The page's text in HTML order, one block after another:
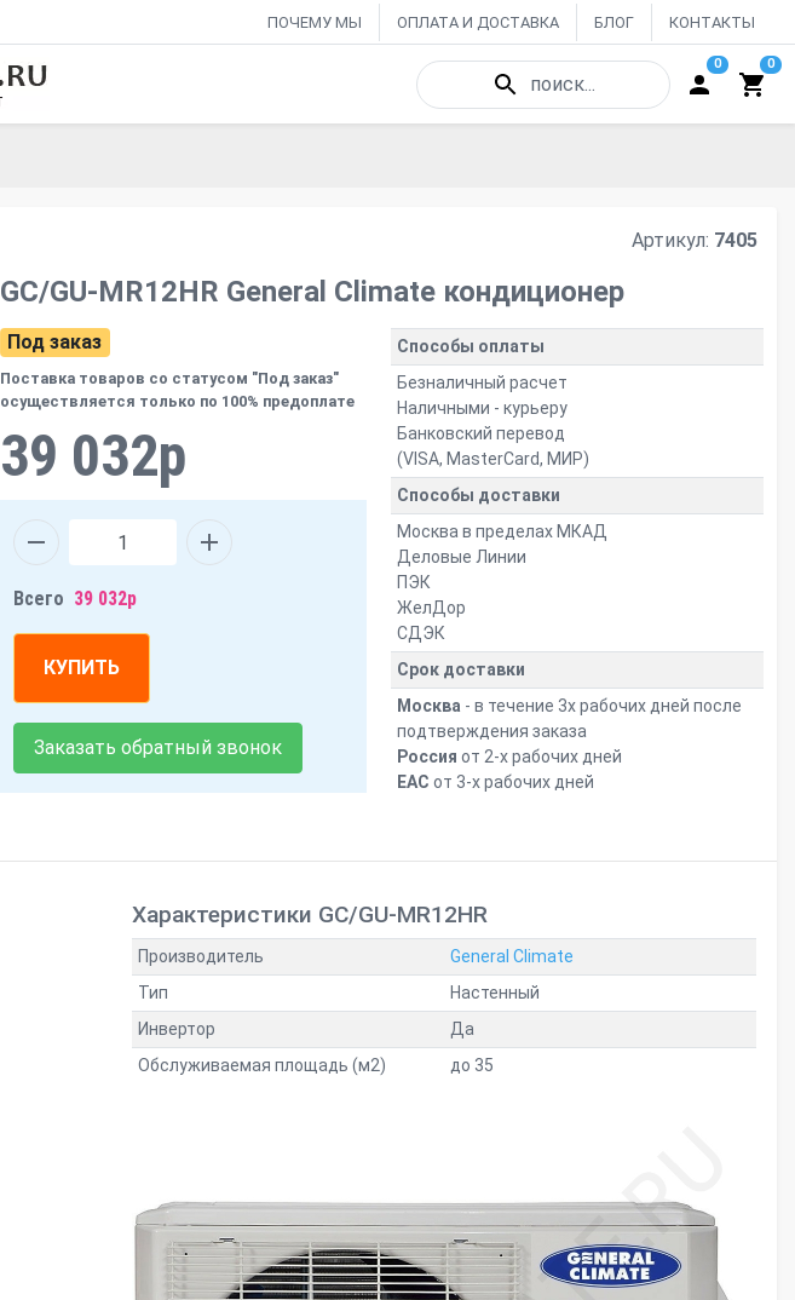
ПОЧЕМУ МЫ ОПЛАТА И ДОСТАВКА БЛОГ КОНТАКТЫ
поиск...
0 0
Артикул: 7405
GC/GU-MR12HR General Climate кондиционер
Под заказ
Поставка товаров со статусом "Под заказ"
осуществляется только по 100% предоплате
39 032р
Всего 39 032р
КУПИТЬ
Заказать обратный звонок
Способы оплаты
Безналичный расчет
Наличными - курьеру
Банковский перевод
(VISA, MasterCard, МИР)
Способы доставки
Москва в пределах МКАД
Деловые Линии
ПЭК
ЖелДор
СДЭК
Срок доставки
Москва - в течение 3х рабочих дней после
подтверждения заказа
Россия от 2-х рабочих дней
ЕАС от 3-х рабочих дней
Характеристики GC/GU-MR12HR
Производитель
General Climate
Тип
Настенный
Инвертор
Да
Обслуживаемая площадь (м2)
до 35